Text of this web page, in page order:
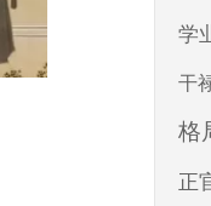
学
干
格
正